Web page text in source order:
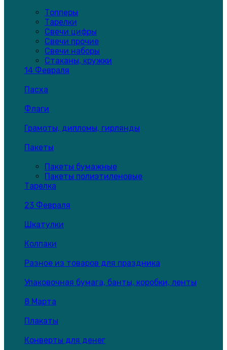
Топперы
Тарелки
Свечи цифры
Свечи прочие
Свечи наборы
Стаканы, кружки
14 Февраля
Пасха
Флаги
Грамоты, дипломы, гирлянды
Пакеты
Пакеты бумажные
Пакеты полиэтиленовые
Тарелка
23 Февраля
Шкатулки
Колпаки
Разное из товаров для праздника
Упаковочная бумага, банты, коробки, ленты
8 Марта
Плакаты
Конверты для денег